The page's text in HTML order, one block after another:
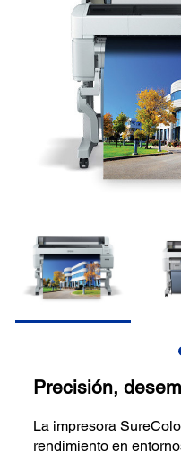
Precisión,
La impresora
rendimiento en